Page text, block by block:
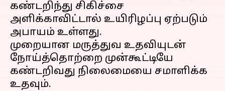
கண்டறிந்து சிகிச்சை
அளிக்காவிட்டால் உயிரிழப்பு ஏற்படும்
அபாயம் உள்ளது.
முறையான மருத்துவ உதவியுடன்
நோய்த்தொற்றை முன்கூட்டியே
கண்டறிவது நிலைமையை சமாளிக்க
உதவும்.